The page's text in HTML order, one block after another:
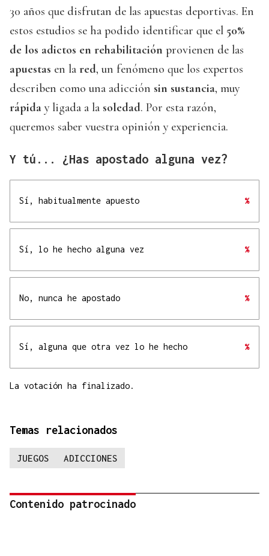
30 años que disfrutan de las apuestas deportivas. En
estos estudios se ha podido identificar que el 50%
de los adictos en rehabilitación provienen de las
apuestas en la red, un fenómeno que los expertos
describen como una adicción sin sustancia, muy
rápida y ligada a la soledad. Por esta razón,
queremos saber vuestra opinión y experiencia.
Y tú... ¿Has apostado alguna vez?
Sí, habitualmente apuesto %
Sí, lo he hecho alguna vez %
No, nunca he apostado %
Sí, alguna que otra vez lo he hecho %
La votación ha finalizado.
Temas relacionados
JUEGOS ADICCIONES
Contenido patrocinado